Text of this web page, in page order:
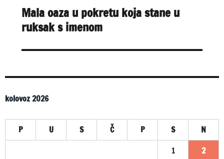
Next
post:
Mala oaza u pokretu koja stane u
ruksak s imenom
kolovoz 2026
P U S Č P S
N
1
2